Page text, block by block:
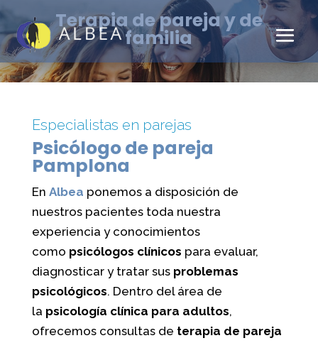
Terapia de pareja y de
familia
Especialistas en parejas
Psicólogo de pareja
Pamplona
En Albea ponemos a disposición de
nuestros pacientes toda nuestra
experiencia y conocimientos
como psicólogos clínicos para evaluar,
diagnosticar y tratar sus problemas
psicológicos. Dentro del área de
la psicología clínica para adultos,
ofrecemos consultas de terapia de pareja